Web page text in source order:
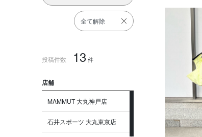
全て解除
投稿件数 13 件
店舗
MAMMUT 大丸神戸店
石井スポーツ 大丸東京店